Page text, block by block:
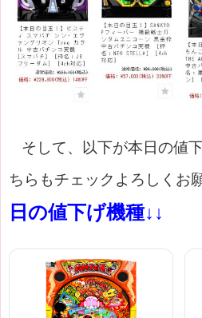
そして、以下が本日の値
ちらもチェックよろしくお
日の値下げ機種↓↓